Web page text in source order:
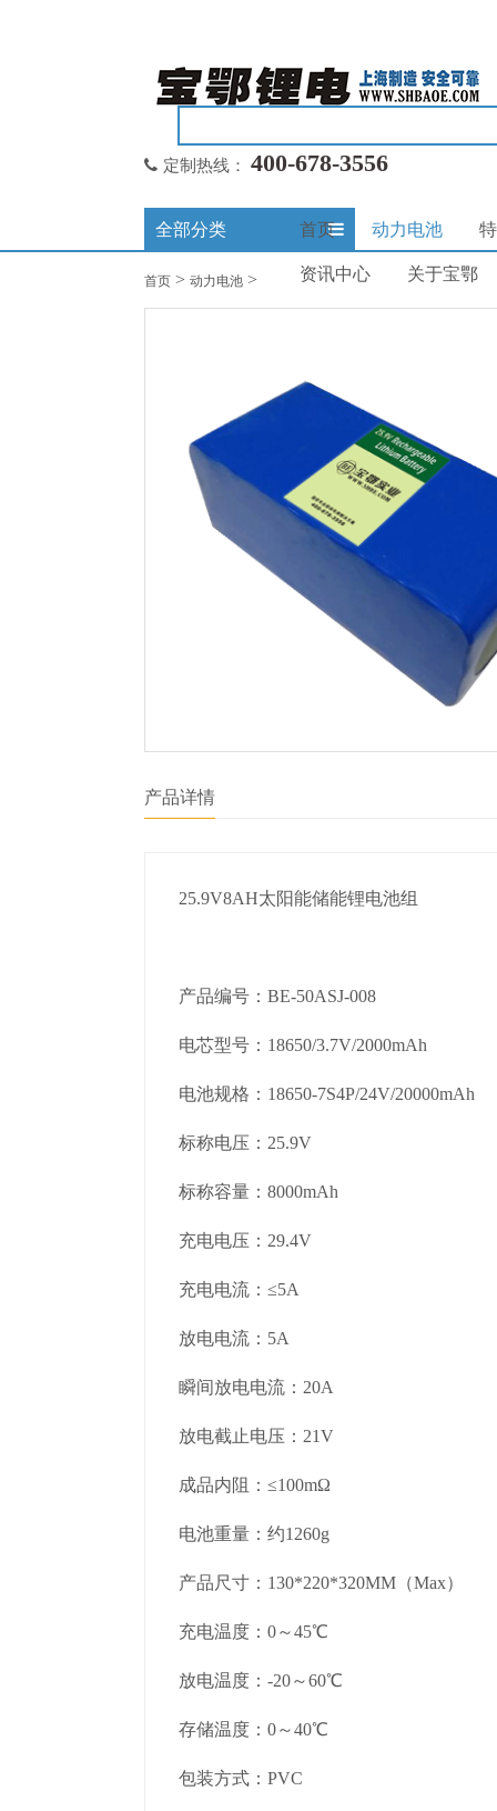
定制热线： 400-678-3556
全部分类 首页 动力电池
资讯中心 关于宝鄂
首页 > 动力电池 >
产品详情
25.9V8AH太阳能储能锂电池组
产品编号：BE-50ASJ-008
电芯型号：18650/3.7V/2000mAh
电池规格：18650-7S4P/24V/20000mAh
标称电压：25.9V
标称容量：8000mAh
充电电压：29.4V
充电电流：≤5A
放电电流：5A
瞬间放电电流：20A
放电截止电压：21V
成品内阻：≤100mΩ
电池重量：约1260g
产品尺寸：130*220*320MM（Max）
充电温度：0～45℃
放电温度：-20～60℃
存储温度：0～40℃
包装方式：PVC